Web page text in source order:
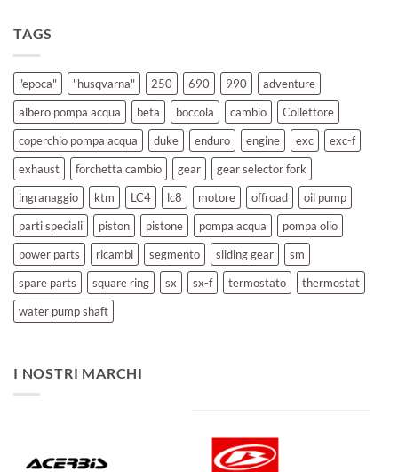
TAGS
"epoca" "husqvarna" 250 690 990
adventure
albero pompa acqua
beta boccola cambio
Collettore
coperchio pompa acqua
duke enduro engine exc
exc-f
exhaust
forchetta cambio gear
gear selector fork
ingranaggio
ktm LC4 lc8 motore offroad
oil pump
parti speciali
piston pistone pompa acqua
pompa olio
power parts
ricambi segmento sliding gear
sm
spare parts
square ring sx sx-f termostato
thermostat
water pump shaft
I NOSTRI MARCHI